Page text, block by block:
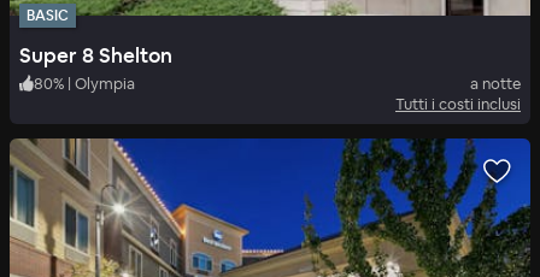
BASIC
Super 8 Shelton
80% | Olympia
a notte
Tutti i costi inclusi